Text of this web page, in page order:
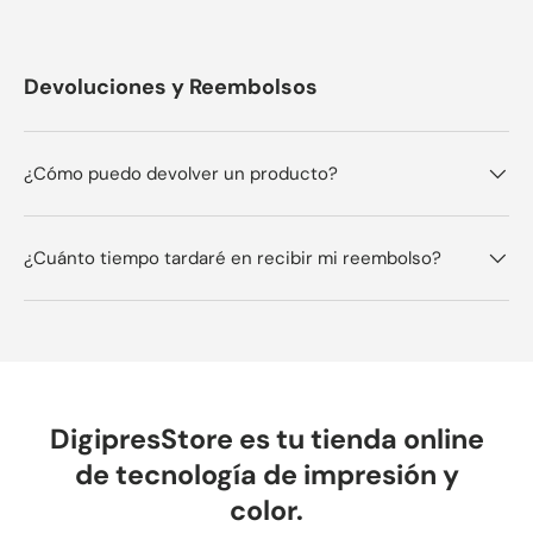
Devoluciones y Reembolsos
¿Cómo puedo devolver un producto?
¿Cuánto tiempo tardaré en recibir mi reembolso?
DigipresStore es tu tienda online
de tecnología de impresión y
color.